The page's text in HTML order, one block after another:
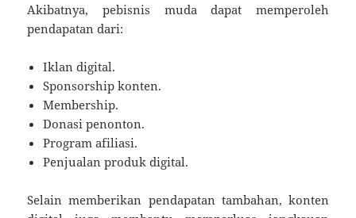
Akibatnya, pebisnis muda dapat memperoleh
pendapatan dari:
Iklan digital.
Sponsorship konten.
Membership.
Donasi penonton.
Program afiliasi.
Penjualan produk digital.
Selain memberikan pendapatan tambahan, konten